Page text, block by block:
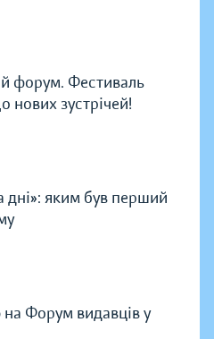
форум. Фестиваль
нових зустрічей!
дні»: яким був перший
на Форум видавців у